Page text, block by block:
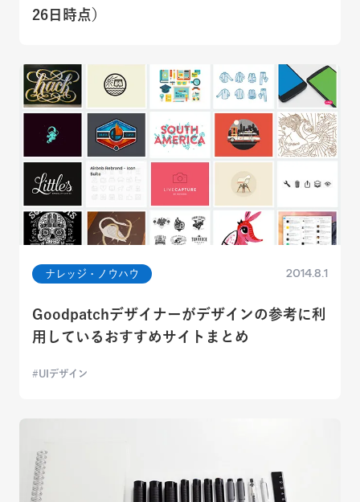
26日時点）
ナレッジ・ノウハウ 2014.8.1
Goodpatchデザイナーがデザインの参考に利
用しているおすすめサイトまとめ
UIデザイン